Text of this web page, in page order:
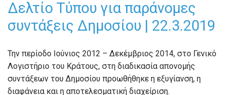
Δελτίο Τύπου για παράνομες
συντάξεις Δημοσίου | 22.3.2019
Την περίοδο Ιούνιος 2012 – Δεκέμβριος 2014, στο Γενικό
Λογιστήριο του Κράτους, στη διαδικασία απονομής
συντάξεων του Δημοσίου προωθήθηκε η εξυγίανση, η
διαφάνεια και η αποτελεσματική διαχείριση.